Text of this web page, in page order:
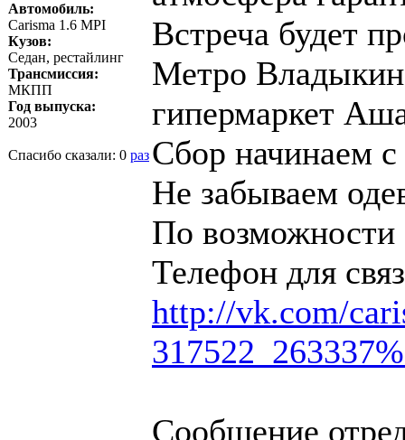
Автомобиль:
Carisma 1.6 MPI
Кузов:
Седан, рестайлинг
Трансмиссия:
МКПП
Год выпуска:
2003
Спасибо сказали: 0 раз
Встреча будет
Метро
гипермаркет
Сбор начинаем
Не забываем
По возможности
Телефон для
http://vk.com/
Сообщение